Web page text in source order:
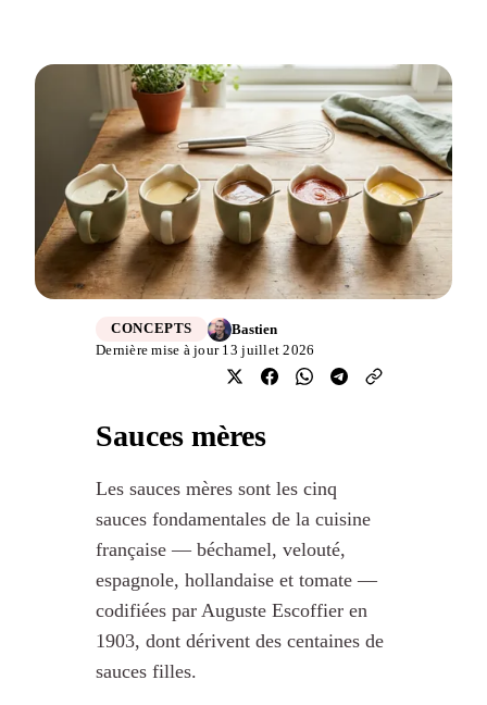
CONCEPTS
Bastien
Dernière mise à jour 13 juillet 2026
Sauces mères
Les sauces mères sont les cinq
sauces fondamentales de la cuisine
française — béchamel, velouté,
espagnole, hollandaise et tomate —
codifiées par Auguste Escoffier en
1903, dont dérivent des centaines de
sauces filles.